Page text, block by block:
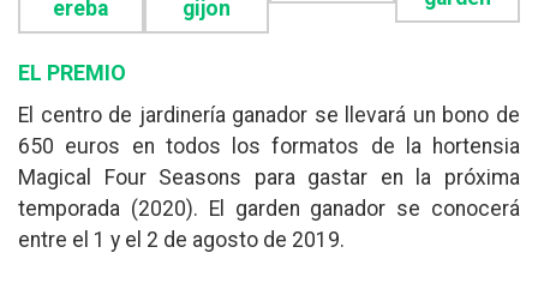
EL PREMIO
El centro de jardinería ganador se llevará un bono de
650 euros en todos los formatos de la hortensia
Magical Four Seasons para gastar en la próxima
temporada (2020). El garden ganador se conocerá
entre el 1 y el 2 de agosto de 2019.